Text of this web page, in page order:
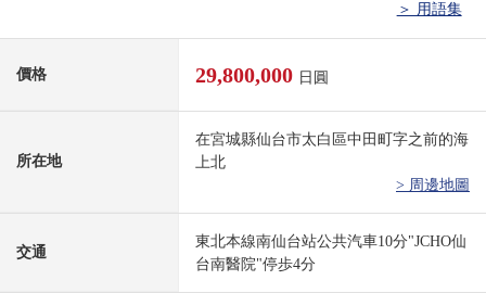
＞ 用語集
價格 29,800,000 日圓
所在地
在宮城縣仙台市太白區中田町字之前的海
上北
> 周邊地圖
交通
東北本線南仙台站公共汽車10分"JCHO仙
台南醫院"停歩4分